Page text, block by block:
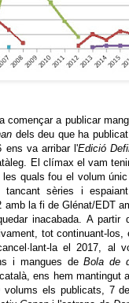
començar a publicar
dels deu que ha
ens va arribar l'Edició
El clímax el vam
quals fou el volum
sèries i
amb la fi de Glénat/EDT
inacabada. A partir
tot continuant-los,
la el 2017, al
i mangues deBola de
ens hem mantingut
els publicats, 7